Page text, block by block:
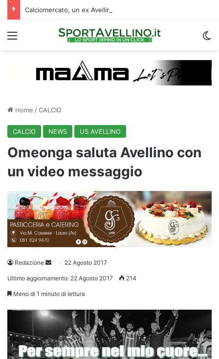
Menu
Home /CALCIO
CALCIO NEWS US AVELLINO
Omeonga saluta Avellino con
un video messaggio
Redazione
Invia 22 Agosto 2017
Ultimo aggiornamento: 22 Agosto 2017 214
Meno di 1 minuto di lettura